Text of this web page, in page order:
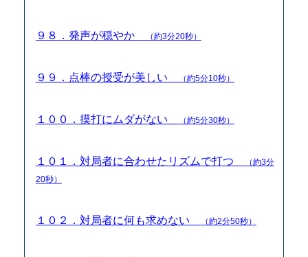
９８．発声が穏やか （約3分20秒）
９９．点棒の授受が美しい （約5分10秒）
１００．摸打にムダがない （約5分30秒）
１０１．対局者に合わせたリズムで打つ
（約3分
20秒）
１０２．対局者に何も求めない （約2分50秒）